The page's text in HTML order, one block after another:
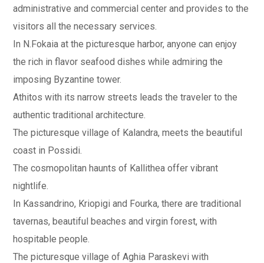
administrative and commercial center and provides to the
visitors all the necessary services.
In N.Fokaia at the picturesque harbor, anyone can enjoy
the rich in flavor seafood dishes while admiring the
imposing Byzantine tower.
Athitos with its narrow streets leads the traveler to the
authentic traditional architecture.
The picturesque village of Kalandra, meets the beautiful
coast in Possidi.
The cosmopolitan haunts of Kallithea offer vibrant
nightlife.
In Kassandrino, Kriopigi and Fourka, there are traditional
tavernas, beautiful beaches and virgin forest, with
hospitable people.
The picturesque village of Aghia Paraskevi with